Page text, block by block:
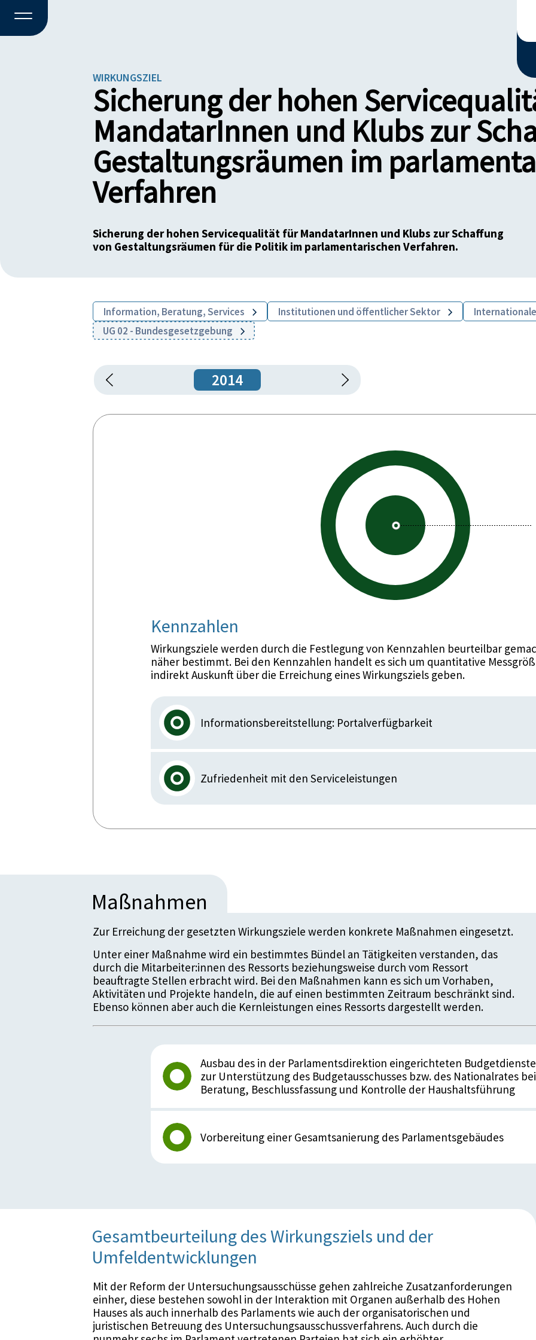
WIRKUNGSZIEL
Sicherung der hohen
MandatarInnen und Klubs zur
Gestaltungsräumen im
Verfahren
Sicherung der hohen Servicequalität für MandatarInnen und Klubs zur Schaffung
von Gestaltungsräumen für die Politik im parlamentarischen Verfahren.
Information, Beratung, Services Institutionen und öffentlicher Sektor
UG 02 - Bundesgesetzgebung
2014
Kennzahlen
Wirkungsziele werden durch die Festlegung von Kennzahlen beurteilbar
näher bestimmt. Bei den Kennzahlen handelt es sich um quantitative
indirekt Auskunft über die Erreichung eines Wirkungsziels geben.
Informationsbereitstellung: Portalverfügbarkeit
Zufriedenheit mit den Serviceleistungen
Maßnahmen
Zur Erreichung der gesetzten Wirkungsziele werden konkrete Maßnahmen eingesetzt.
Unter einer Maßnahme wird ein bestimmtes Bündel an Tätigkeiten verstanden, das
durch die Mitarbeiter:innen des Ressorts beziehungsweise durch vom Ressort
beauftragte Stellen erbracht wird. Bei den Maßnahmen kann es sich um Vorhaben,
Aktivitäten und Projekte handeln, die auf einen bestimmten Zeitraum beschränkt sind.
Ebenso können aber auch die Kernleistungen eines Ressorts dargestellt werden.
Ausbau des in der Parlamentsdirektion eingerichteten
zur Unterstützung des Budgetausschusses bzw. des Nationalrates bei
Beratung, Beschlussfassung und Kontrolle der Haushaltsführung
Vorbereitung einer Gesamtsanierung des Parlamentsgebäudes
Gesamtbeurteilung des Wirkungsziels und der
Umfeldentwicklungen
Mit der Reform der Untersuchungsausschüsse gehen zahlreiche Zusatzanforderungen
einher, diese bestehen sowohl in der Interaktion mit Organen außerhalb des Hohen
Hauses als auch innerhalb des Parlaments wie auch der organisatorischen und
juristischen Betreuung des Untersuchungsausschussverfahrens. Auch durch die